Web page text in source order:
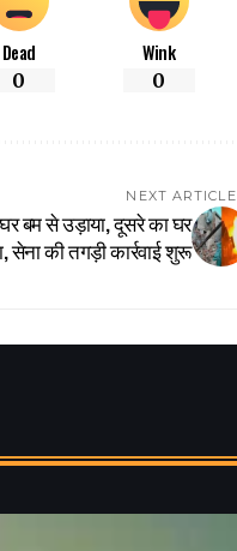
Dead
0
Wink
0
NEXT ARTICLE
बम से उड़ाया, दूसरे का घर
सेना की तगड़ी कार्रवाई शुरू